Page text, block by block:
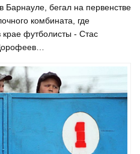
Барнауле, бегал на первенстве
комбината, где
футболисты - Стас